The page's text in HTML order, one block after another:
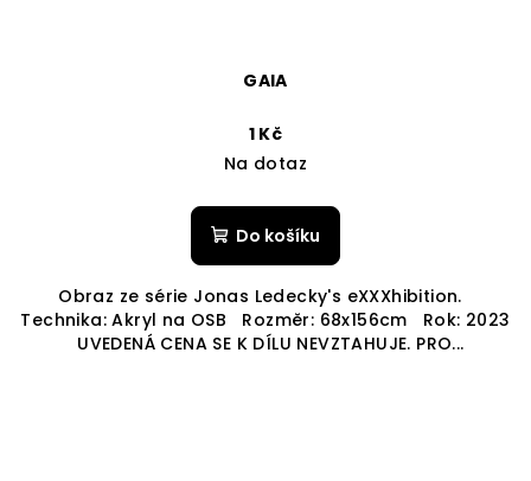
GAIA
1 Kč
Na dotaz
Do košíku
Obraz ze série Jonas Ledecky's eXXXhibition.
Technika: Akryl na OSB Rozměr: 68x156cm Rok: 2023
UVEDENÁ CENA SE K DÍLU NEVZTAHUJE. PRO...